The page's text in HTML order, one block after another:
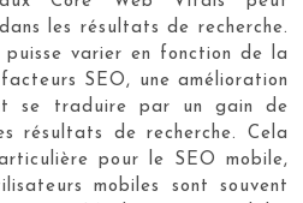
les résultats de recherche.
puisse varier en fonction de la
SEO, une amélioration
se traduire par un gain de
résultats de recherche. Cela
pour le SEO mobile,
mobiles sont souvent